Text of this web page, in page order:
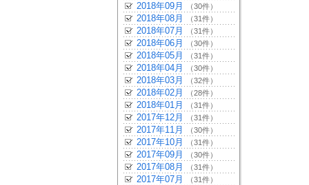
2018年09月 （30件）
2018年08月 （31件）
2018年07月 （31件）
2018年06月 （30件）
2018年05月 （31件）
2018年04月 （30件）
2018年03月 （32件）
2018年02月 （28件）
2018年01月 （31件）
2017年12月 （31件）
2017年11月 （30件）
2017年10月 （31件）
2017年09月 （30件）
2017年08月 （31件）
2017年07月 （31件）